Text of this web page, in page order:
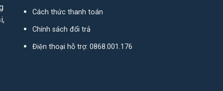
Cách thức thanh toán
Chính sách đổi trả
Điện thoại hỗ trợ: 0868.001.176